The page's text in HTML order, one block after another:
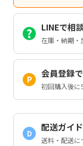
LINEで相
在庫・納期・
会員登録
初回購入後に
D
配送ガイド
送料・配送に